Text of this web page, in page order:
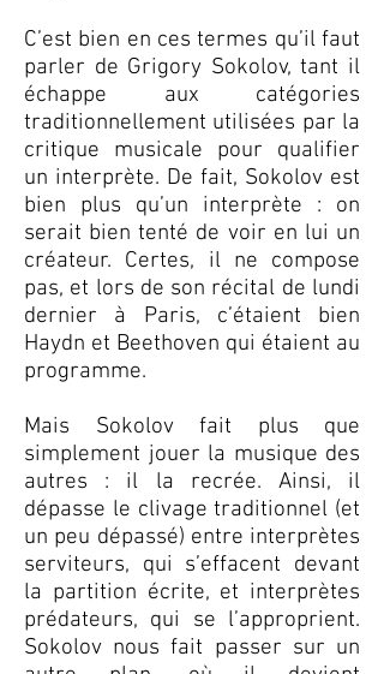
C’est bien en ces termes qu’il faut
parler de Grigory Sokolov, tant il
échappe aux catégories
traditionnellement utilisées par la
critique musicale pour qualifier
un interprète. De fait, Sokolov est
bien plus qu’un interprète : on
serait bien tenté de voir en lui un
créateur. Certes, il ne compose
pas, et lors de son récital de lundi
dernier à Paris, c’étaient bien
Haydn et Beethoven qui étaient au
programme.
Mais Sokolov fait plus que
simplement jouer la musique des
autres : il la recrée. Ainsi, il
dépasse le clivage traditionnel (et
un peu dépassé) entre interprètes
serviteurs, qui s’effacent devant
la partition écrite, et interprètes
prédateurs, qui se l’approprient.
Sokolov nous fait passer sur un